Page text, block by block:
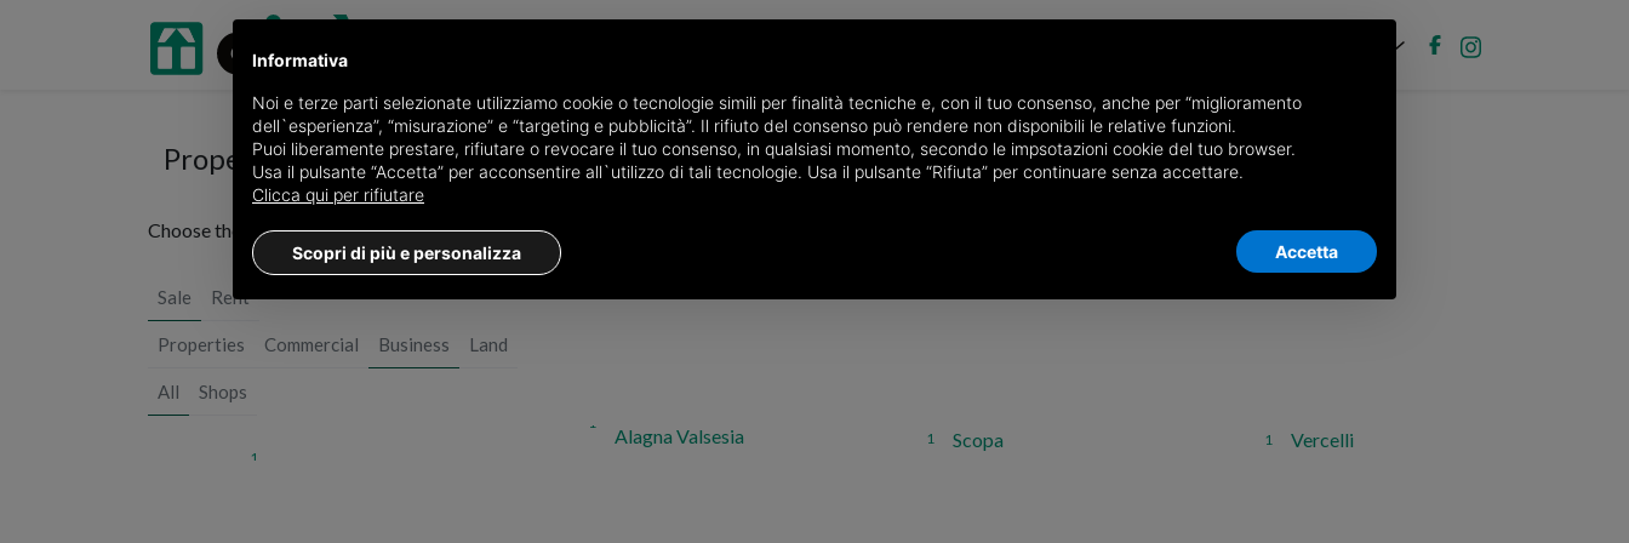
Properties for sale in Vercelli
Choose the city orsee all 3 ads of business in the province of Vercelli
Sale Rent
Properties Commercial Business Land
All Shops
1
Alagna Valsesia 1 Scopa 1 Vercelli
Informativa
Noi e terze parti selezionate utilizziamo cookie o tecnologie simili per finalità tecniche e, con il tuo consenso, anche per “miglioramento
dell`esperienza”, “misurazione” e “targeting e pubblicità”. Il rifiuto del consenso può rendere non disponibili le relative funzioni.
Puoi liberamente prestare, rifiutare o revocare il tuo consenso, in qualsiasi momento, secondo le impsotazioni cookie del tuo browser.
Usa il pulsante “Accetta” per acconsentire all`utilizzo di tali tecnologie. Usa il pulsante “Rifiuta” per continuare senza accettare.
Clicca qui per rifiutare
Scopri di più e personalizza Accetta